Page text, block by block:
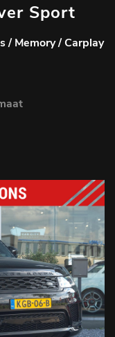
Sport
/ Memory / Carplay